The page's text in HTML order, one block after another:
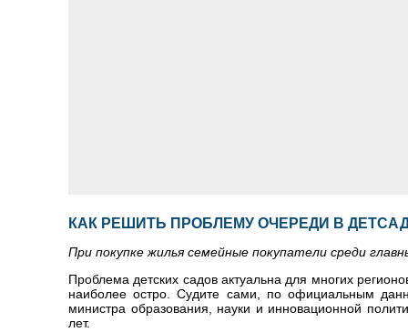
КАК РЕШИТЬ ПРОБЛЕМУ ОЧЕРЕДИ В
При покупке жилья семейные покупатели среди
Проблема детских садов актуальна для многих
наиболее остро. Судите сами, по официальным
министра образования, науки и инновационной
лет.